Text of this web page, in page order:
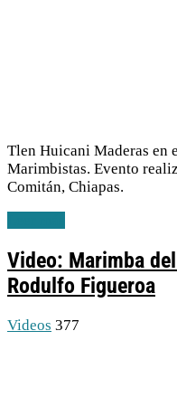
Tlen Huicani Maderas en
Marimbistas. Evento
Comitán, Chiapas.
Video: Marimba
Rodulfo Figueroa
Videos 377